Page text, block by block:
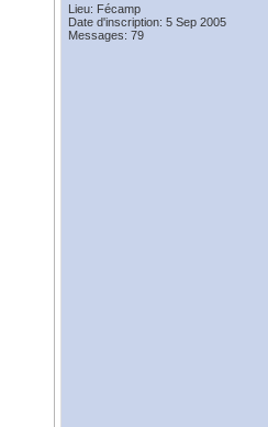
Lieu: Fécamp
Date d'inscription: 5 Sep 2005
Messages: 79